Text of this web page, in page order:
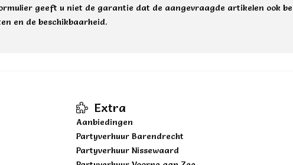
geeft u niet de garantie dat de aangevraagde artikelen ook
en de beschikbaarheid.
Extra
Aanbiedingen
Partyverhuur Barendrecht
Partyverhuur Nissewaard